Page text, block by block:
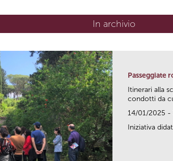
In archivio
Passeggiate
Itinerari alla
condotti da
14/01/2025 -
Iniziativa